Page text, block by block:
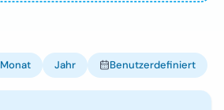
Monat Jahr Benutzerdefiniert